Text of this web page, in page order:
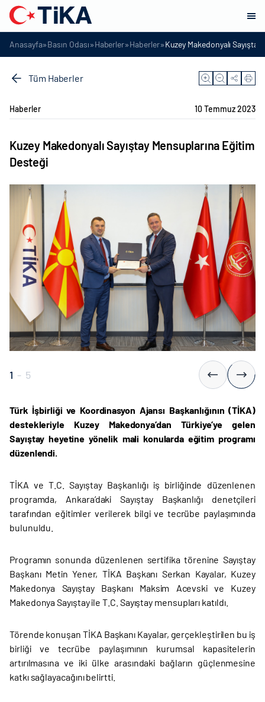
Anasayfa»Basın Odası»Haberler»Haberler»Kuzey Makedonyalı
Tüm Haberler
Haberler 10 Temmuz 2023
Kuzey Makedonyalı Sayıştay Mensuplarına Eğitim
Desteği
1 - 5
Türk İşbirliği ve Koordinasyon Ajansı Başkanlığının (TİKA)
destekleriyle Kuzey Makedonya’dan Türkiye’ye gelen
Sayıştay heyetine yönelik mali konularda eğitim programı
düzenlendi.
TİKA ve T.C. Sayıştay Başkanlığı iş birliğinde düzenlenen
programda, Ankara’daki Sayıştay Başkanlığı denetçileri
tarafından eğitimler verilerek bilgi ve tecrübe paylaşımında
bulunuldu.
Programın sonunda düzenlenen sertifika törenine Sayıştay
Başkanı Metin Yener, TİKA Başkanı Serkan Kayalar, Kuzey
Makedonya Sayıştay Başkanı Maksim Acevski ve Kuzey
Makedonya Sayıştay ile T.C. Sayıştay mensupları katıldı.
Törende konuşan TİKA Başkanı Kayalar, gerçekleştirilen bu iş
birliği ve tecrübe paylaşımının kurumsal kapasitelerin
artırılmasına ve iki ülke arasındaki bağların güçlenmesine
katkı sağlayacağını belirtti.